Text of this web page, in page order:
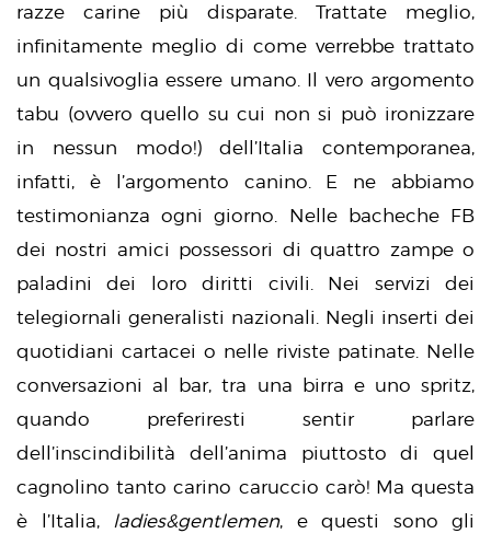
razze carine più disparate. Trattate meglio,
infinitamente meglio di come verrebbe trattato
un qualsivoglia essere umano. Il vero argomento
tabu (ovvero quello su cui non si può ironizzare
in nessun modo!) dell’Italia contemporanea,
infatti, è l’argomento canino. E ne abbiamo
testimonianza ogni giorno. Nelle bacheche FB
dei nostri amici possessori di quattro zampe o
paladini dei loro diritti civili. Nei servizi dei
telegiornali generalisti nazionali. Negli inserti dei
quotidiani cartacei o nelle riviste patinate. Nelle
conversazioni al bar, tra una birra e uno spritz,
quando preferiresti sentir parlare
dell’inscindibilità dell’anima piuttosto di quel
cagnolino tanto carino caruccio carò! Ma questa
è l’Italia, ladies&gentlemen, e questi sono gli